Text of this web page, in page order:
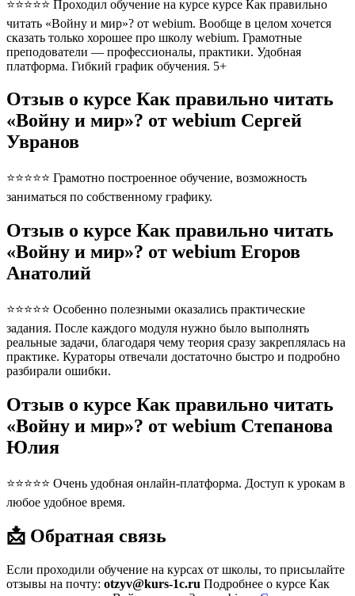
⭐⭐⭐⭐⭐ Проходил обучение на курсе курсе Как правильно
читать «Войну и мир»? от webium. Вообще в целом хочется
сказать только хорошее про школу webium. Грамотные
преподователи — профессионалы, практики. Удобная
платформа. Гибкий график обучения. 5+
Отзыв о курсе Как правильно читать
«Войну и мир»? от webium Сергей
Увранов
⭐⭐⭐⭐⭐ Грамотно построенное обучение, возможность
заниматься по собственному графику.
Отзыв о курсе Как правильно читать
«Войну и мир»? от webium Егоров
Анатолий
⭐⭐⭐⭐⭐ Особенно полезными оказались практические
задания. После каждого модуля нужно было выполнять
реальные задачи, благодаря чему теория сразу закреплялась на
практике. Кураторы отвечали достаточно быстро и подробно
разбирали ошибки.
Отзыв о курсе Как правильно читать
«Войну и мир»? от webium Степанова
Юлия
⭐⭐⭐⭐⭐ Очень удобная онлайн-платформа. Доступ к урокам в
любое удобное время.
📩 Обратная связь
Если проходили обучение на курсах от школы, то присылайте
отзывы на почту: otzyv@kurs-1c.ru Подробнее о курсе Как